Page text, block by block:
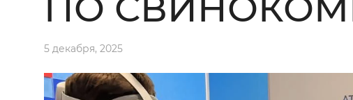
5 декабря, 2025